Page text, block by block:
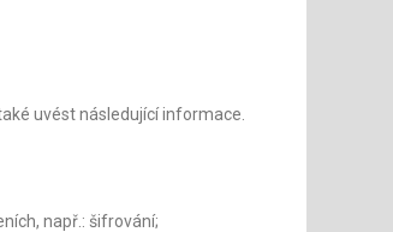
uvést následující informace.
např.: šifrování;